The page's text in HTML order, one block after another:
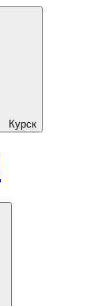
Курск